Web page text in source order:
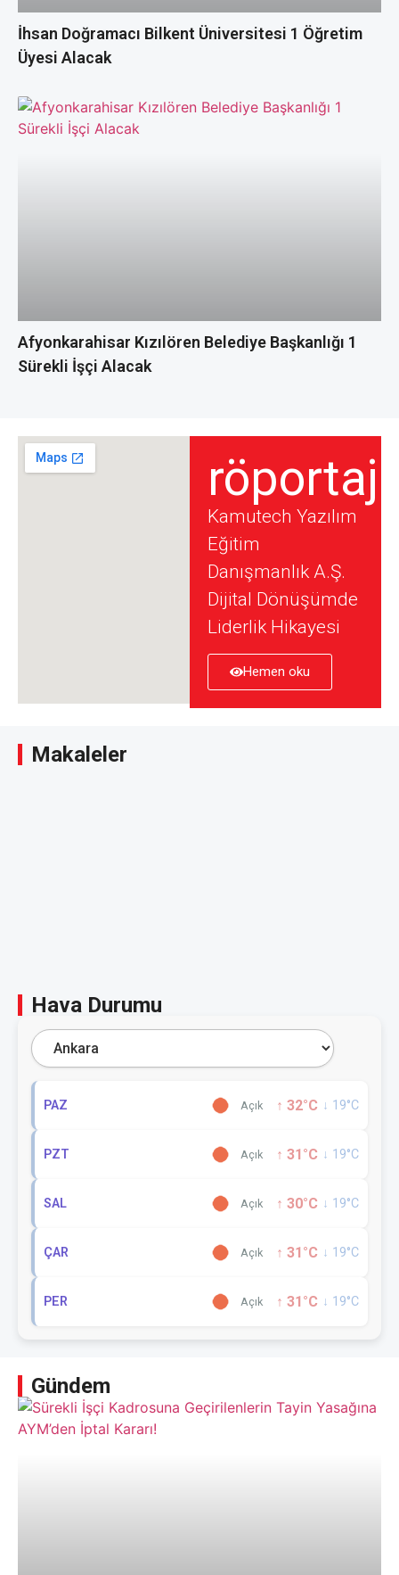
İhsan Doğramacı Bilkent Üniversitesi 1 Öğretim
Üyesi Alacak
Afyonkarahisar Kızılören Belediye Başkanlığı 1
Sürekli İşçi Alacak
röportaj
Kamutech Yazılım
Eğitim
Danışmanlık A.Ş.
Dijital Dönüşümde
Liderlik Hikayesi
Hemen oku
Makaleler
Hava Durumu
PAZ Açık ↑ 32°C ↓ 19°C
PZT Açık ↑ 31°C ↓ 19°C
SAL Açık ↑ 30°C ↓ 19°C
ÇAR Açık ↑ 31°C ↓ 19°C
PER Açık ↑ 31°C ↓ 19°C
Gündem